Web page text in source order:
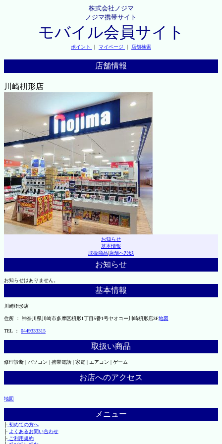
株式会社ノジマ
ノジマ携帯サイト
モバイル会員サイト
ポイント ｜ マイページ ｜ 店舗検索
店舗情報
川崎枡形店
お知らせ
基本情報
取扱商品|店舗へｱｸｾｽ
お知らせ
お知らせはありません。
基本情報
川崎枡形店
住所 ： 神奈川県川崎市多摩区枡形1丁目5番1号ヤオコー川崎枡形店3F地図
TEL ： 0449333315
取扱い商品
修理診断 | パソコン | 携帯電話 | 家電 | エアコン | ゲーム
お店へのアクセス
地図
メニュー
├初めての方へ
├ よくあるお問い合わせ
├ご利用規約